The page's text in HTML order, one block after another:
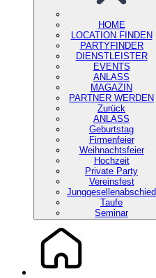
HOME
LOCATION FINDEN
PARTYFINDER
DIENSTLEISTER
EVENTS
ANLASS
MAGAZIN
PARTNER WERDEN
Zurück
ANLASS
Geburtstag
Firmenfeier
Weihnachtsfeier
Hochzeit
Private Party
Vereinsfest
Junggesellenabschied
Taufe
Seminar